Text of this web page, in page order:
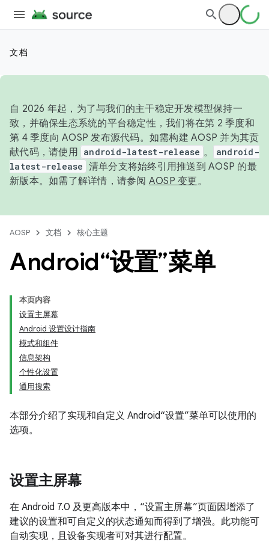
文档
自 2026 年起，为了与我们的主干稳定开发模型保持一
致，并确保生态系统的平台稳定性，我们将在第 2 季度和
第 4 季度向 AOSP 发布源代码。如需构建 AOSP 并为其贡
献代码，请使用 android-latest-release 。
android-
latest-release 清单分支将始终引用推送到 AOSP 的最
新版本。如需了解详情，请参阅 AOSP 变更。
AOSP 文档 核心主题
Android“设置”菜单
本页内容
设置主屏幕
Android 设置设计指南
模式和组件
信息架构
个性化设置
通用搜索
本部分介绍了实现和自定义 Android“设置”菜单可以使用的
选项。
设置主屏幕
在 Android 7.0 及更高版本中，“设置主屏幕”页面因增添了
建议的设置和可自定义的状态通知而得到了增强。此功能可
自动实现，且设备实现者可对其进行配置。